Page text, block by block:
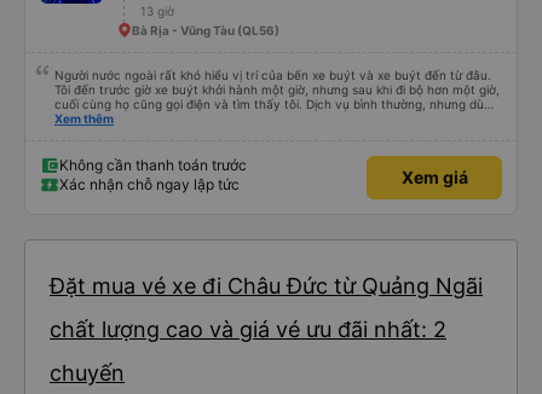
13 giờ
Bà Rịa - Vũng Tàu (QL56)
Người nước ngoài rất khó hiểu vị trí của bến xe buýt và xe buýt đến từ đâu.
Tôi đến trước giờ xe buýt khởi hành một giờ, nhưng sau khi đi bộ hơn một giờ,
cuối cùng họ cũng gọi điện và tìm thấy tôi. Dịch vụ bình thường, nhưng dù
sao thì tôi ngủ ngon hơn ở khách sạn vì tôi rất thoải mái. Sẽ tuyệt hơn nếu
Xem thêm
Không cần thanh toán trước
Xác nhận chỗ ngay lập tức
Xem giá
Đặt mua vé xe đi Châu Đức từ Quảng Ngãi
chất lượng cao và giá vé ưu đãi nhất: 2
chuyến